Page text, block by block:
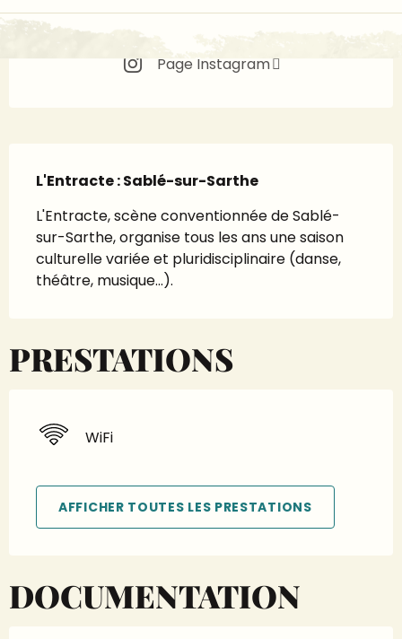
Page Facebook
Page Instagram
L'Entracte : Sablé-sur-Sarthe
L'Entracte, scène conventionnée de Sablé-
sur-Sarthe, organise tous les ans une saison
culturelle variée et pluridisciplinaire (danse,
théâtre, musique...).
PRESTATIONS
WiFi
AFFICHER TOUTES LES PRESTATIONS
DOCUMENTATION